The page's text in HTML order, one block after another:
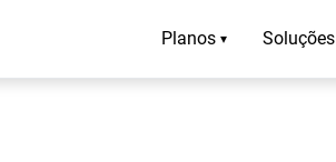
Planos ▾ Soluções